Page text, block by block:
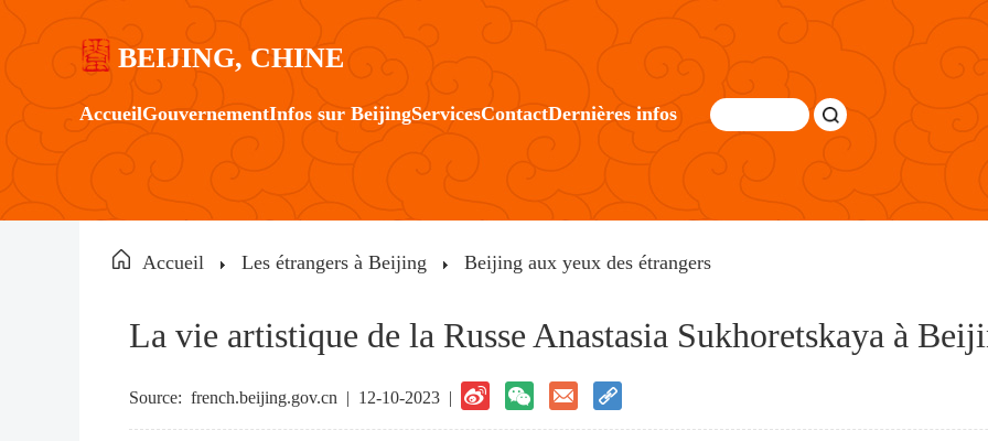
BEIJING, CHINE
AccueilGouvernementInfos sur BeijingServicesContactDernières infos
Accueil Les étrangers à Beijing Beijing aux yeux des étrangers
La vie artistique de la Russe Anastasia Sukhoretskaya à
Source: french.beijing.gov.cn | 12-10-2023 |